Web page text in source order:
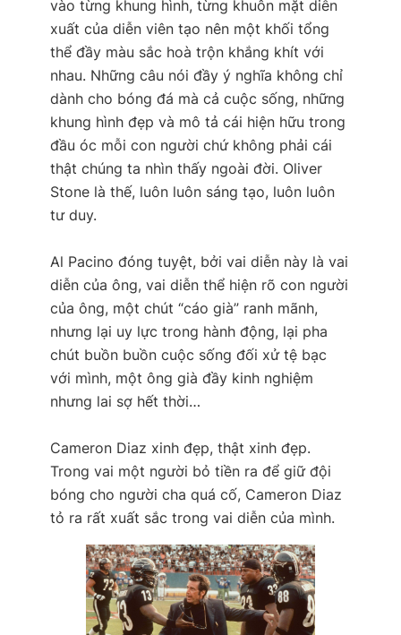
vào từng khung hình, từng khuôn mặt diễn
xuất của diễn viên tạo nên một khối tổng
thể đầy màu sắc hoà trộn khắng khít với
nhau. Những câu nói đầy ý nghĩa không chỉ
dành cho bóng đá mà cả cuộc sống, những
khung hình đẹp và mô tả cái hiện hữu trong
đầu óc mỗi con người chứ không phải cái
thật chúng ta nhìn thấy ngoài đời. Oliver
Stone là thế, luôn luôn sáng tạo, luôn luôn
tư duy.
Al Pacino đóng tuyệt, bởi vai diễn này là vai
diễn của ông, vai diễn thể hiện rõ con người
của ông, một chút “cáo già” ranh mãnh,
nhưng lại uy lực trong hành động, lại pha
chút buồn buồn cuộc sống đối xử tệ bạc
với mình, một ông già đầy kinh nghiệm
nhưng lai sợ hết thời…
Cameron Diaz xinh đẹp, thật xinh đẹp.
Trong vai một người bỏ tiền ra để giữ đội
bóng cho người cha quá cố, Cameron Diaz
tỏ ra rất xuất sắc trong vai diễn của mình.